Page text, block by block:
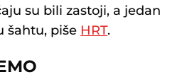
su bili zastoji, a jedan
šahtu, piše HRT.